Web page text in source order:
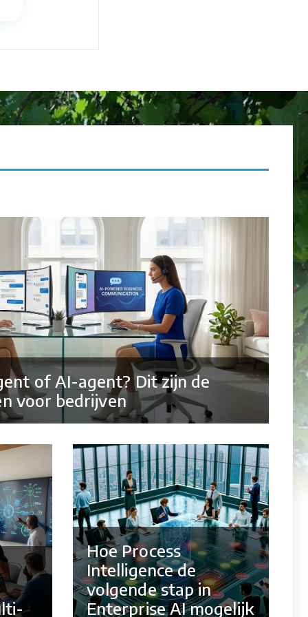
of AI-agent? Dit zijn de
voor bedrijven
Hoe Process
Intelligence de
volgende stap in
Enterprise AI mogelijk